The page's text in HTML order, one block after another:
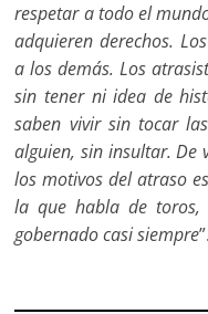
respetar a todo el
adquieren derechos.
a los demás. Los
sin tener ni idea de
saben vivir sin tocar
alguien, sin insultar. De
los motivos del atraso
la que habla de toros,
gobernado casi siempre”.